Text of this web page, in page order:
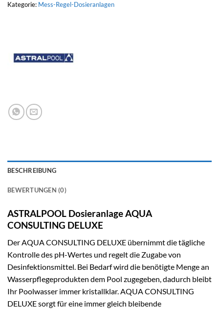
Kategorie: Mess-Regel-Dosieranlagen
BESCHREIBUNG
BEWERTUNGEN (0)
ASTRALPOOL Dosieranlage AQUA
CONSULTING DELUXE
Der AQUA CONSULTING DELUXE übernimmt die tägliche
Kontrolle des pH-Wertes und regelt die Zugabe von
Desinfektionsmittel. Bei Bedarf wird die benötigte Menge an
Wasserpflegeprodukten dem Pool zugegeben, dadurch bleibt
Ihr Poolwasser immer kristallklar. AQUA CONSULTING
DELUXE sorgt für eine immer gleich bleibende